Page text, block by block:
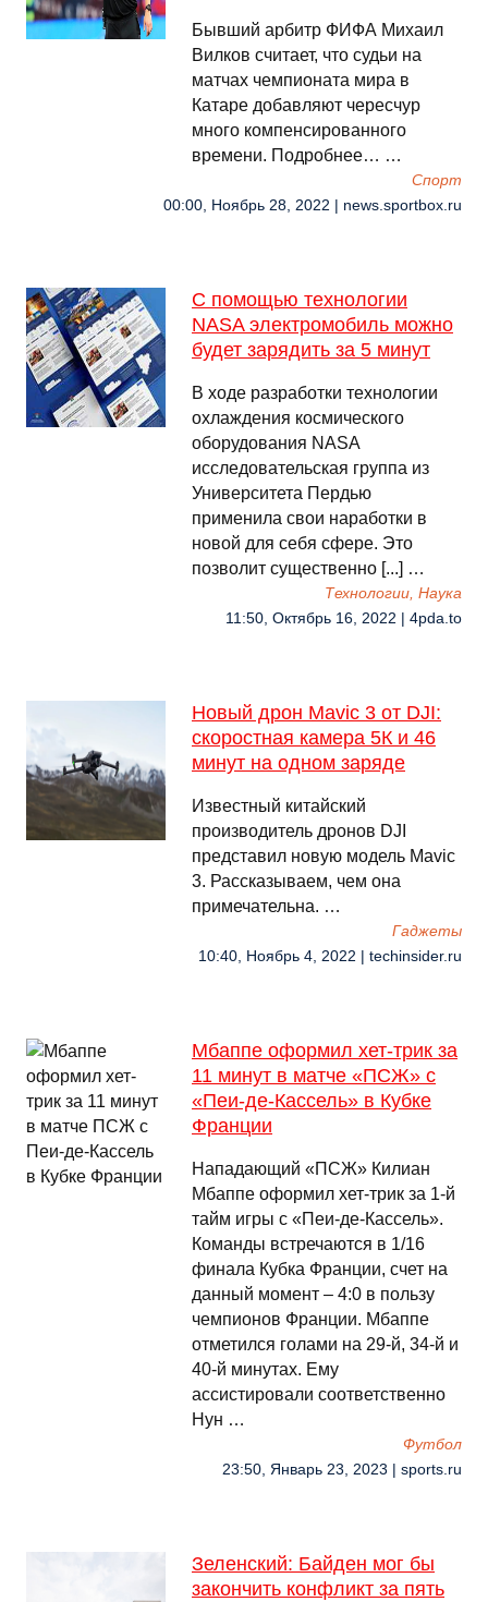
Бывший арбитр ФИФА Михаил
Вилков считает, что судьи на
матчах чемпионата мира в
Катаре добавляют чересчур
много компенсированного
времени. Подробнее… …
Спорт
00:00, Ноябрь 28, 2022 | news.sportbox.ru
С помощью технологии
NASA электромобиль можно
будет зарядить за 5 минут
В ходе разработки технологии
охлаждения космического
оборудования NASA
исследовательская группа из
Университета Пердью
применила свои наработки в
новой для себя сфере. Это
позволит существенно [...] …
Технологии, Наука
11:50, Октябрь 16, 2022 | 4pda.to
Новый дрон Mavic 3 от DJI:
скоростная камера 5К и 46
минут на одном заряде
Известный китайский
производитель дронов DJI
представил новую модель Mavic
3. Рассказываем, чем она
примечательна. …
Гаджеты
10:40, Ноябрь 4, 2022 | techinsider.ru
Мбаппе оформил хет-трик за
11 минут в матче «ПСЖ» с
«Пеи-де-Кассель» в Кубке
Франции
Нападающий «ПСЖ» Килиан
Мбаппе оформил хет-трик за 1-й
тайм игры с «Пеи-де-Кассель».
Команды встречаются в 1/16
финала Кубка Франции, счет на
данный момент – 4:0 в пользу
чемпионов Франции. Мбаппе
отметился голами на 29-й, 34-й и
40-й минутах. Ему
ассистировали соответственно
Нун …
Футбол
23:50, Январь 23, 2023 | sports.ru
Зеленский: Байден мог бы
закончить конфликт за пять